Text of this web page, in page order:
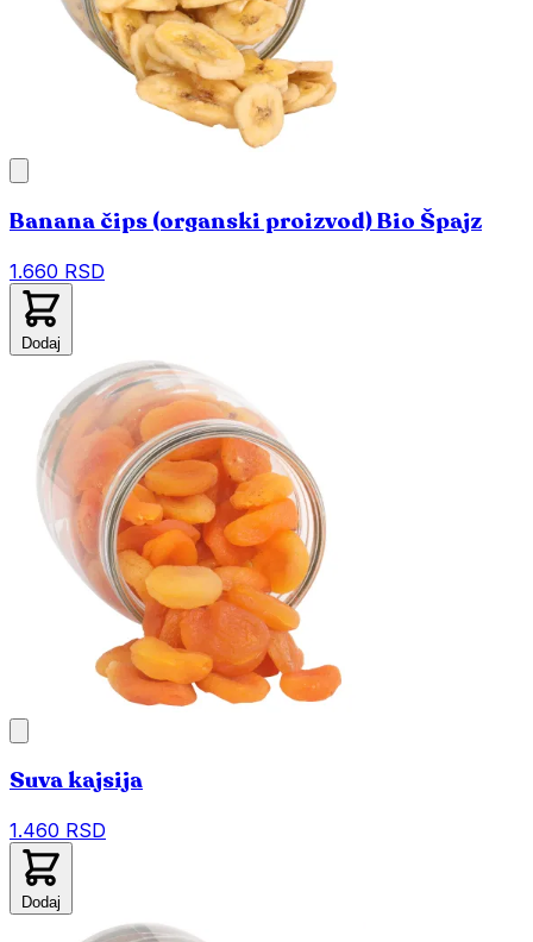
Banana čips (organski proizvod) Bio Špajz
1.660 RSD
Dodaj
Suva kajsija
1.460 RSD
Dodaj